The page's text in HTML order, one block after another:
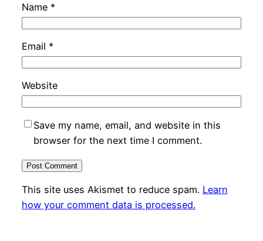
Name *
Email *
Website
Save my name, email, and website in this
browser for the next time I comment.
This site uses Akismet to reduce spam. Learn
how your comment data is processed.